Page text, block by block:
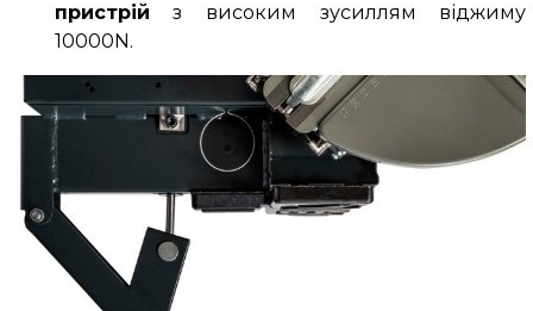
пристрій з високим зусиллям віджиму
10000N.